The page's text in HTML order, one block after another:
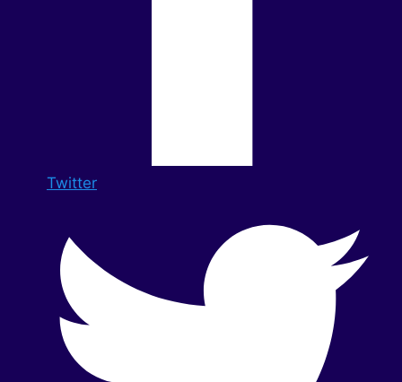
Twitter